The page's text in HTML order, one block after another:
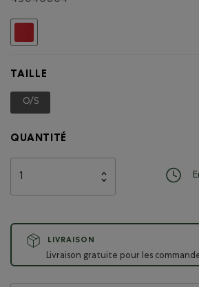
TAILLE
O/S
QUANTITÉ
LIVRAISON
Livraison gratuite pour les